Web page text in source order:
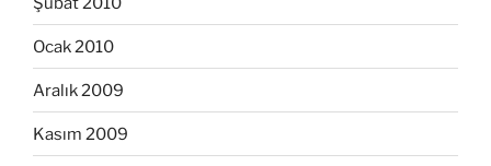
Ocak 2010
Aralık 2009
Kasım 2009